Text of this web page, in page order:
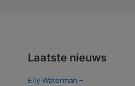
Laatste nieuws
Elly Waterman –